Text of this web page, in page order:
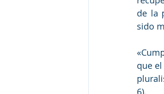
de la
sido
que